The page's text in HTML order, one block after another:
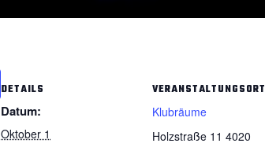
DETAILS
Datum:
Oktober 1
VERANSTALTUNGSORT
Klubräume
Holzstraße 11 4020